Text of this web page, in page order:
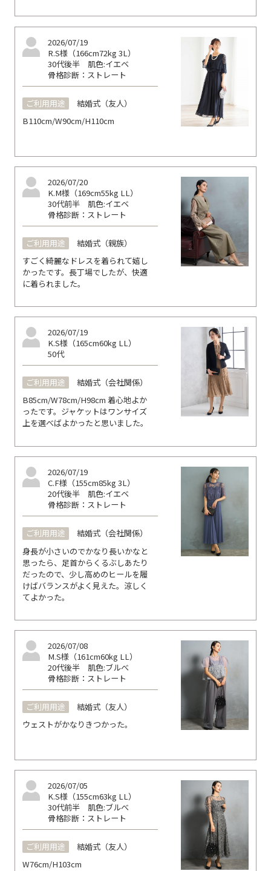
2026/07/19
R.S様（166cm72kg 3L）
30代後半 肌色:イエベ
骨格診断：ストレート
ご利用用途
結婚式（友人）
B110cm/W90cm/H110cm
2026/07/20
K.M様（169cm55kg LL）
30代前半 肌色:イエベ
骨格診断：ストレート
ご利用用途
結婚式（親族）
すごく綺麗なドレスを着られて嬉し
かったです。長丁場でしたが、快適
に着られました。
2026/07/19
K.S様（165cm60kg LL）
50代
ご利用用途
結婚式（会社関係）
B85cm/W78cm/H98cm 着心地よか
ったです。ジャケットはワンサイズ
上を選べばよかったと思いました。
2026/07/19
C.F様（155cm85kg 3L）
20代後半 肌色:イエベ
骨格診断：ストレート
ご利用用途
結婚式（会社関係）
身長が小さいのでかなり長いかなと
思ったら、足首からくるぶしあたり
だったので、少し高めのヒールを履
けばバランスがよく見えた。涼しく
てよかった。
2026/07/08
M.S様（161cm60kg LL）
20代後半 肌色:ブルべ
骨格診断：ストレート
ご利用用途
結婚式（友人）
ウェストがかなりきつかった。
2026/07/05
K.S様（155cm63kg LL）
30代前半 肌色:ブルべ
骨格診断：ストレート
ご利用用途
結婚式（友人）
W76cm/H103cm